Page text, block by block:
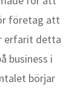
företag att
erfarit detta
business i
börjar